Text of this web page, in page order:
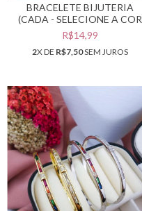
BRACELETE BIJUTERIA
(CADA - SELECIONE A COR
DESEJADA) #PB0301761
R$14,99
2X DE R$7,50SEM JUROS